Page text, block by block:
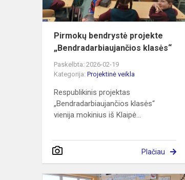
Pirmokų bendrystė projekte
„Bendradarbiaujančios klasės“
Paskelbta: 2026-02-19
Kategorija: Projektinė veikla
Respublikinis projektas
„Bendradarbiaujančios klasės“
vienija mokinius iš Klaipė...
Plačiau